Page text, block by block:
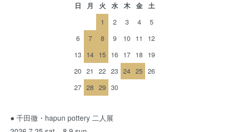
日 月 火 水 木 金
土
1
2 3 4
5
6
7 8 9 10 11
12
13 14 15 16 17 18 19
20 21 22 23 24 25 26
27 28 29 30
● 千田徹・hapun pottery 二人展